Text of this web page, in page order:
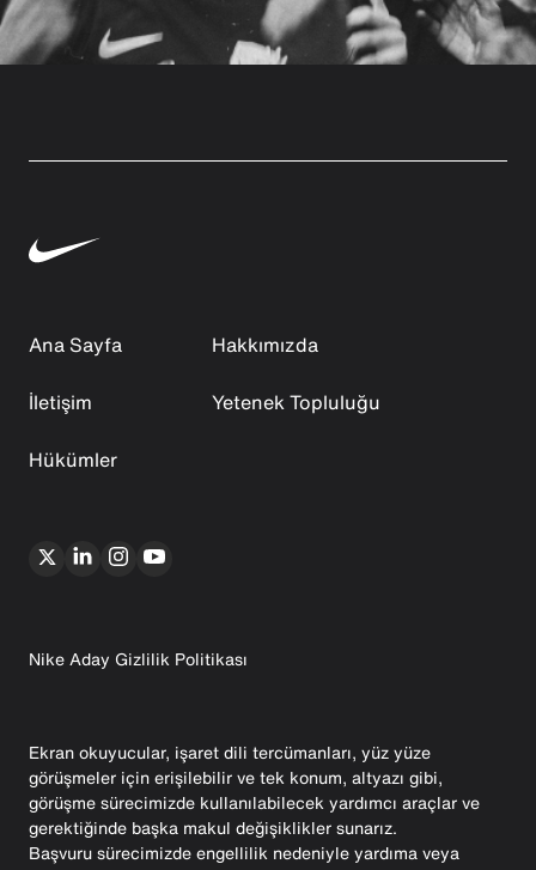
Ana Sayfa
Hakkımızda
İletişim
Yetenek Topluluğu
Hükümler
Nike Aday Gizlilik Politikası
Ekran okuyucular, işaret dili tercümanları, yüz yüze
görüşmeler için erişilebilir ve tek konum, altyazı gibi,
görüşme sürecimizde kullanılabilecek yardımcı araçlar ve
gerektiğinde başka makul değişiklikler sunarız.
Başvuru sürecimizde engellilik nedeniyle yardıma veya